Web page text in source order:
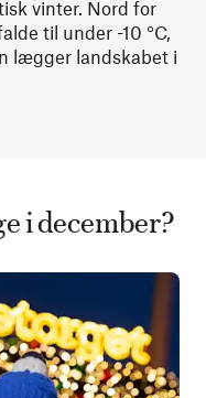
vinter. Nord for
til under -10 °C,
lægger landskabet i
i december?